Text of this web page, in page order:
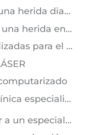
¿Qué ocurre si una herida diabética no recibe tratamiento?
¿Cómo se trata una herida en el pie diabético?
Tecnologías utilizadas para el tratamiento de heridas complejas
Evaluación clínica especializada
¿Cuándo acudir a un especialista en pie diabético?